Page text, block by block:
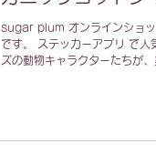
sugar plum オンラインショッ
です。 ステッカーアプリ で人
ズの動物キャラクターたちが、